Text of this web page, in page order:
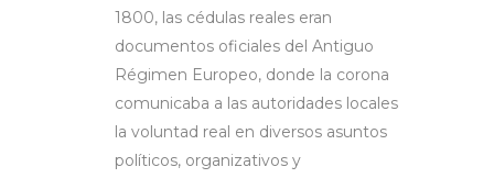
1800, las cédulas reales eran
documentos oficiales del Antiguo
Régimen Europeo, donde la corona
comunicaba a las autoridades locales
la voluntad real en diversos asuntos
políticos, organizativos y